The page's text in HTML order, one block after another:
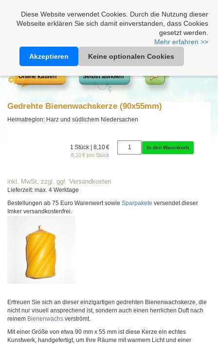
Diese Website verwendet Cookies. Durch die Nutzung dieser
Webseite erklären Sie sich damit einverstanden, dass Cookies
gesetzt werden.
Mehr erfahren >>
Akzeptieren
Keine optionalen Cookies
Online kaufen Selbst abholen
Gedrehte Bienenwachskerze (90x55mm)
Heimatregion: Harz und südlichem Niedersachen
1 Stück | 8,10 €
8,10 € pro Stück
In den Warenkorb
inkl. MwSt, zzgl. ggf. Versandkosten
Lieferzeit: max. 4 Werktage
Bestellungen ab 75 Euro Warenwert sowie Sparpakete versendet dieser
Imker versandkostenfrei.
Erfreuen Sie sich an dieser einzigartigen gedrehten Bienenwachskerze, die
nicht nur visuell ansprechend ist, sondern auch einen herrlichen Duft nach
reinem Bienenwachs verströmt.
Mit einer Größe von etwa 90 mm x 55 mm ist diese Kerze ein echtes
Kunstwerk, handgefertigt, um Ihre Räume mit warmem Licht und einer